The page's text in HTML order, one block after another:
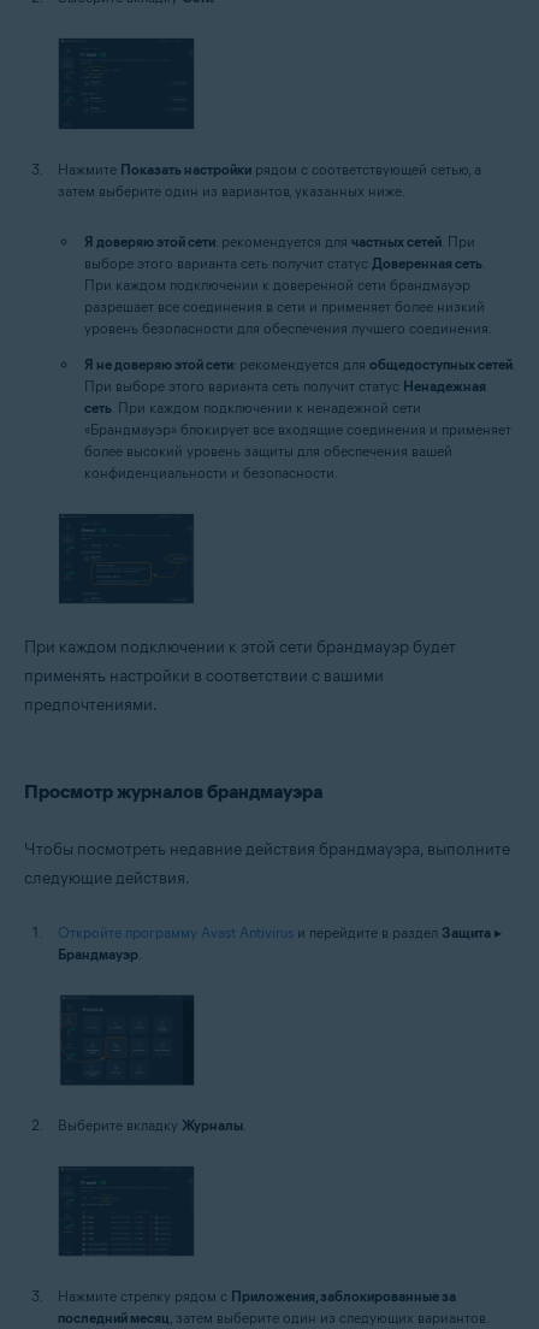
Нажмите Показать настройки рядом с соответствующей сетью, а
затем выберите один из вариантов, указанных ниже.
Я доверяю этой сети: рекомендуется для частных сетей . При
выборе этого варианта сеть получит статус Доверенная сеть
При каждом подключении к доверенной сети брандмауэр
разрешает все соединения в сети и применяет более низкий
уровень безопасности для обеспечения лучшего соединения.
Я не доверяю этой сети: рекомендуется для общедоступных сетей
При выборе этого варианта сеть получит статус Ненадежная
сеть . При каждом подключении к ненадежной сети
«Брандмауэр» блокирует все входящие соединения и применяет
более высокий уровень защиты для обеспечения вашей
конфиденциальности и безопасности.
При каждом подключении к этой сети брандмауэр будет
применять настройки в соответствии с вашими
предпочтениями.
Просмотр журналов брандмауэра
Чтобы посмотреть недавние действия брандмауэра, выполните
следующие действия.
Откройте программу Avast Antivirus и перейдите в раздел Защита ▸
Брандмауэр.
Выберите вкладку Журналы
Нажмите стрелку рядом с Приложения, заблокированные за
последний месяц, затем выберите один из следующих вариантов.